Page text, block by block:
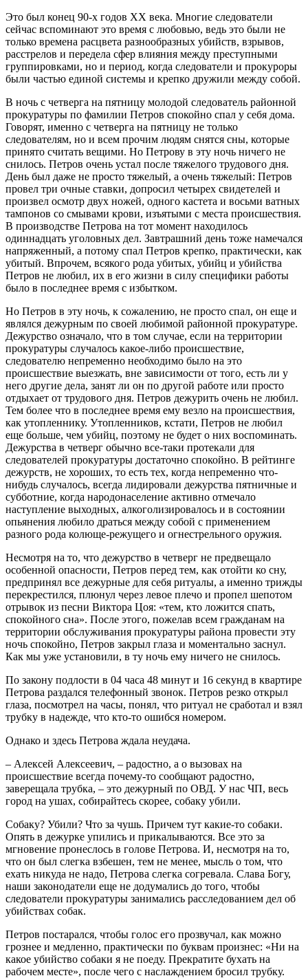
Это был конец 90-х годов XX века. Многие следователи
сейчас вспоминают это время с любовью, ведь это были не
только времена расцвета разнообразных убийств, взрывов,
расстрелов и передела сфер влияния между преступными
группировками, но и период, когда следователи и прокуроры
были частью единой системы и крепко дружили между собой.
В ночь с четверга на пятницу молодой следователь районной
прокуратуры по фамилии Петров спокойно спал у себя дома.
Говорят, именно с четверга на пятницу не только
следователям, но и всем прочим людям снятся сны, которые
принято считать вещими. Но Петрову в эту ночь ничего не
снилось. Петров очень устал после тяжелого трудового дня.
День был даже не просто тяжелый, а очень тяжелый: Петров
провел три очные ставки, допросил четырех свидетелей и
произвел осмотр двух ножей, одного кастета и восьми ватных
тампонов со смывами крови, изъятыми с места происшествия.
В производстве Петрова на тот момент находилось
одиннадцать уголовных дел. Завтрашний день тоже намечался
напряженный, а потому спал Петров крепко, практически, как
убитый. Впрочем, всякого рода убитых, убийц и убийства
Петров не любил, их в его жизни в силу специфики работы
было в последнее время с избытком.
Но Петров в эту ночь, к сожалению, не просто спал, он еще и
являлся дежурным по своей любимой районной прокуратуре.
Дежурство означало, что в том случае, если на территории
прокуратуры случалось какое-либо происшествие,
следователю непременно необходимо было на это
происшествие выезжать, вне зависимости от того, есть ли у
него другие дела, занят ли он по другой работе или просто
отдыхает от трудового дня. Петров дежурить очень не любил.
Тем более что в последнее время ему везло на происшествия,
как утопленнику. Утопленников, кстати, Петров не любил
еще больше, чем убийц, поэтому не будет о них воспоминать.
Дежурства в четверг обычно все-таки протекали для
следователей прокуратуры достаточно спокойно. В рейтинге
дежурств, не хороших, то есть тех, когда непременно что-
нибудь случалось, всегда лидировали дежурства пятничные и
субботние, когда народонаселение активно отмечало
наступление выходных, алкоголизировалось и в состоянии
опьянения любило драться между собой с применением
разного рода колюще-режущего и огнестрельного оружия.
Несмотря на то, что дежурство в четверг не предвещало
особенной опасности, Петров перед тем, как отойти ко сну,
предпринял все дежурные для себя ритуалы, а именно трижды
перекрестился, плюнул через левое плечо и пропел шепотом
отрывок из песни Виктора Цоя: «тем, кто ложится спать,
спокойного сна». После этого, пожелав всем гражданам на
территории обслуживания прокуратуры района провести эту
ночь спокойно, Петров закрыл глаза и моментально заснул.
Как мы уже установили, в ту ночь ему ничего не снилось.
По закону подлости в 04 часа 48 минут и 16 секунд в квартире
Петрова раздался телефонный звонок. Петров резко открыл
глаза, посмотрел на часы, понял, что ритуал не сработал и взял
трубку в надежде, что кто-то ошибся номером.
Однако и здесь Петрова ждала неудача.
– Алексей Алексеевич, – радостно, а о вызовах на
происшествие всегда почему-то сообщают радостно,
заверещала трубка, – это дежурный по ОВД. У нас ЧП, весь
город на ушах, собирайтесь скорее, собаку убили.
Собаку? Убили? Что за чушь. Причем тут какие-то собаки.
Опять в дежурке упились и прикалываются. Все это за
мгновение пронеслось в голове Петрова. И, несмотря на то,
что он был слегка взбешен, тем не менее, мысль о том, что
ехать никуда не надо, Петрова слегка согревала. Слава Богу,
наши законодатели еще не додумались до того, чтобы
следователи прокуратуры занимались расследованием дел об
убийствах собак.
Петров постарался, чтобы голос его прозвучал, как можно
грознее и медленно, практически по буквам произнес: «Ни на
какое убийство собаки я не поеду. Прекратите бухать на
рабочем месте», после чего с наслаждением бросил трубку.